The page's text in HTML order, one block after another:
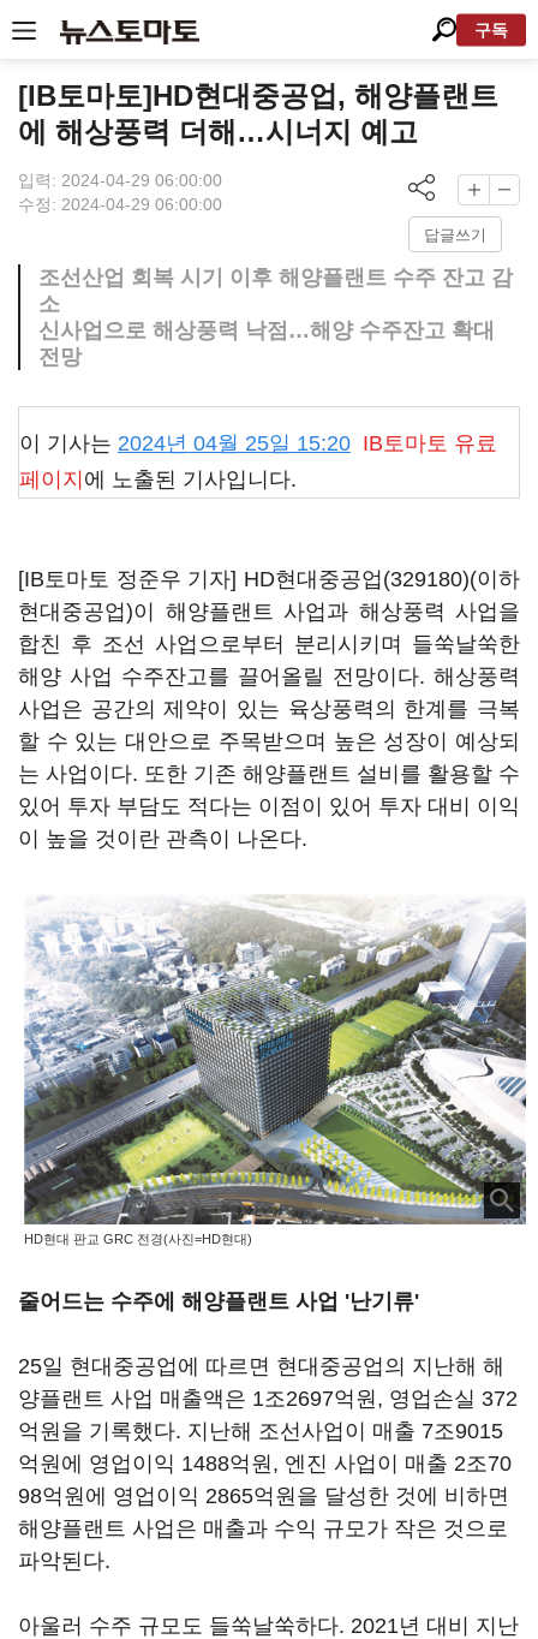
구독
[IB토마토]HD현대중공업, 해양플랜트
에 해상풍력 더해…시너지 예고
입력: 2024-04-29 06:00:00
수정: 2024-04-29 06:00:00
답글쓰기
조선산업 회복 시기 이후 해양플랜트 수주 잔고 감
소
신사업으로 해상풍력 낙점…해양 수주잔고 확대
전망
이 기사는 2024년 04월 25일 15:20 IB토마토 유료
페이지 에 노출된 기사입니다.
[IB토마토 정준우 기자] HD현대중공업(329180)(이하
현대중공업)이 해양플랜트 사업과 해상풍력 사업을
합친 후 조선 사업으로부터 분리시키며 들쑥날쑥한
해양 사업 수주잔고를 끌어올릴 전망이다. 해상풍력
사업은 공간의 제약이 있는 육상풍력의 한계를 극복
할 수 있는 대안으로 주목받으며 높은 성장이 예상되
는 사업이다. 또한 기존 해양플랜트 설비를 활용할 수
있어 투자 부담도 적다는 이점이 있어 투자 대비 이익
이 높을 것이란 관측이 나온다.
HD현대 판교 GRC 전경(사진=HD현대)
줄어드는 수주에 해양플랜트 사업 '난기류'
25일 현대중공업에 따르면 현대중공업의 지난해 해
양플랜트 사업 매출액은 1조2697억원, 영업손실 372
억원을 기록했다. 지난해 조선사업이 매출 7조9015
억원에 영업이익 1488억원, 엔진 사업이 매출 2조70
98억원에 영업이익 2865억원을 달성한 것에 비하면
해양플랜트 사업은 매출과 수익 규모가 작은 것으로
파악된다.
아울러 수주 규모도 들쑥날쑥하다. 2021년 대비 지난